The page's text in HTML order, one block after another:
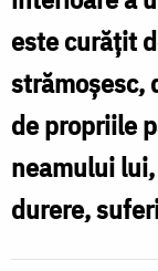
este curăţit
strămoşesc,
de propriile
neamului
durere,